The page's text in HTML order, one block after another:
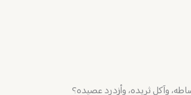
وآكل ثريده، وأزدرد عصيده؟